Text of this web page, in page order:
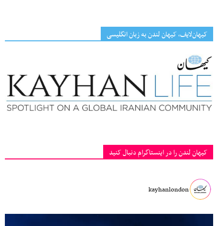
کیهان‌لایف، کیهان لندن به زبان انگلیسی
کیهان لندن را در اینستاگرام دنبال کنید
kayhanlondon